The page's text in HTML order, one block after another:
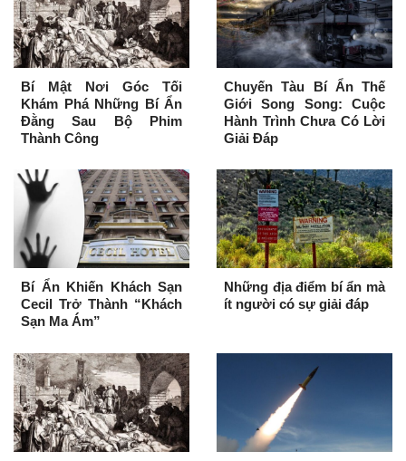
Bí Mật Nơi Góc Tối
Khám Phá Những Bí Ẩn
Đằng Sau Bộ Phim
Thành Công
Chuyến Tàu Bí Ẩn Thế
Giới Song Song: Cuộc
Hành Trình Chưa Có Lời
Giải Đáp
Bí Ẩn Khiến Khách Sạn
Cecil Trở Thành “Khách
Sạn Ma Ám”
Những địa điểm bí ẩn mà
ít người có sự giải đáp